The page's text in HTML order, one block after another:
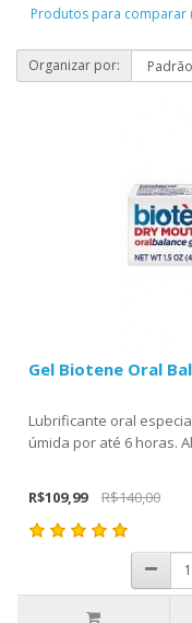
Produtos para comparar
Organizar por:
Gel Biotene Oral
Lubrificante oral
úmida por até 6 horas.
R$109,99 R$140,00